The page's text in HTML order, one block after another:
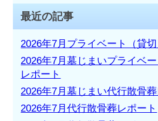
最近の記事
2026年7月プライベート（貸
2026年7月墓じまいプライベ
レポート
2026年7月墓じまい代行散骨葬
2026年7月代行散骨葬レポート